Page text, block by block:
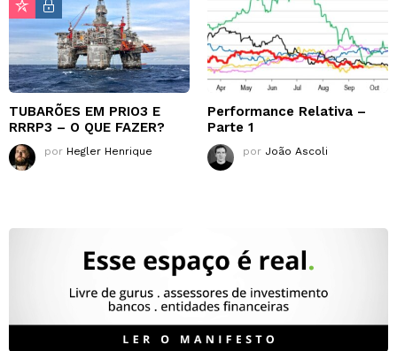
TUBARÕES EM PRIO3 E
RRRP3 – O QUE FAZER?
por Hegler Henrique
Performance Relativa –
Parte 1
por João Ascoli